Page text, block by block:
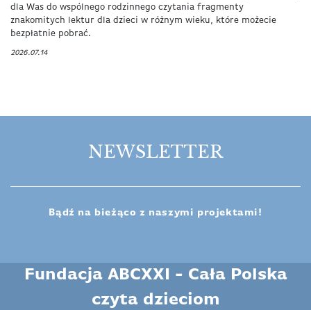
dla Was do wspólnego rodzinnego czytania fragmenty
znakomitych lektur dla dzieci w różnym wieku, które możecie
bezpłatnie pobrać.
2026.07.14
NEWSLETTER
Bądź na bieżąco z naszymi projektami!
Fundacja ABCXXI - Cała Polska
czyta dzieciom